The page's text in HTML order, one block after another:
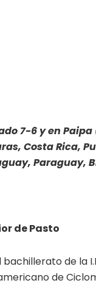
7-6 y en
Costa Rica,
Paraguay,
de Pasto
de la
de